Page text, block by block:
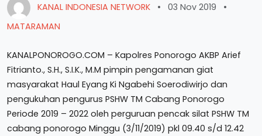
KANAL INDONESIA NETWORK • 03 Nov 2019
•
MATARAMAN
KANALPONOROGO.COM – Kapolres Ponorogo AKBP Arief
Fitrianto., S.H., S.I.K., M.M pimpin pengamanan giat
masyarakat Haul Eyang Ki Ngabehi Soerodiwirjo dan
pengukuhan pengurus PSHW TM Cabang Ponorogo
Periode 2019 – 2022 oleh perguruan pencak silat PSHW TM
cabang ponorogo Minggu (3/11/2019) pkl 09.40 s/d 12.42